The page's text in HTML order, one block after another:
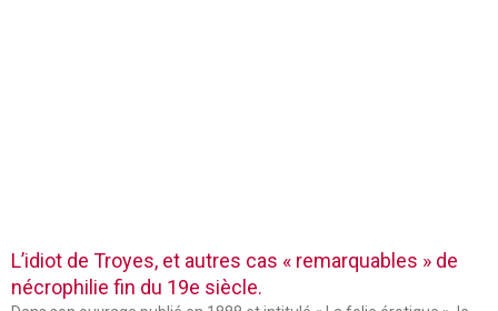
L’idiot de Troyes, et autres cas « remarquables » de
nécrophilie fin du 19e siècle.